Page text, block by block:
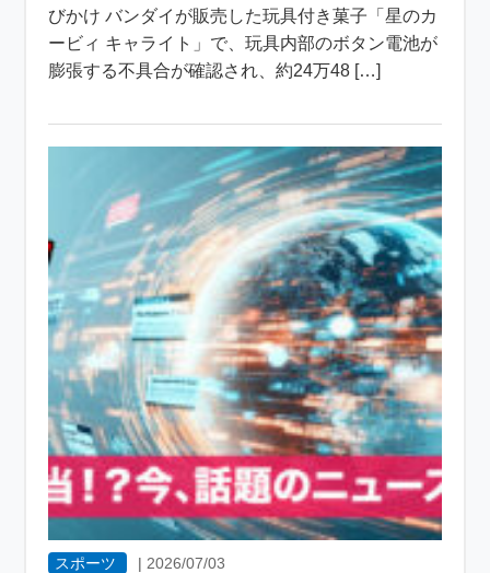
びかけ バンダイが販売した玩具付き菓子「星のカ
ービィ キャライト」で、玩具内部のボタン電池が
膨張する不具合が確認され、約24万48 […]
スポーツ | 2026/07/03